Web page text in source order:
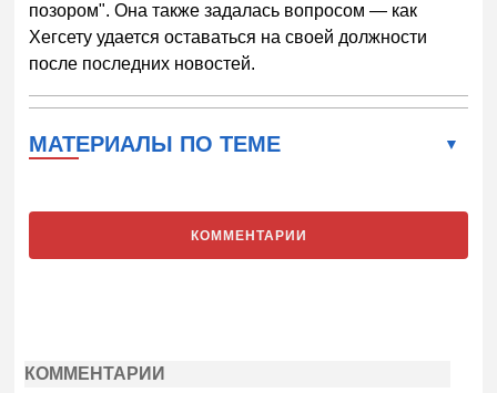
позором". Она также задалась вопросом — как
Хегсету удается оставаться на своей должности
после последних новостей.
МАТЕРИАЛЫ ПО ТЕМЕ
КОММЕНТАРИИ
КОММЕНТАРИИ